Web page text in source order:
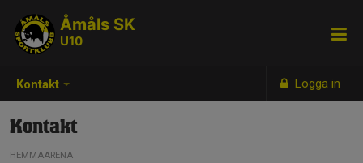
Kontakt Logga in
Åmåls SK
U10
Kontakt
HEMMAARENA